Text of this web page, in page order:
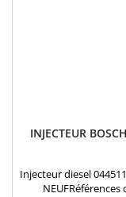
INJECTEUR
Injecteur diesel
NEUFRéférences